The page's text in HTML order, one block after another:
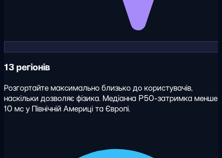
13 регіонів
Розгортайте максимально близько до користувачів,
наскільки дозволяє фізика. Медіанна P50-затримка менше
10 мс у Північній Америці та Європі.